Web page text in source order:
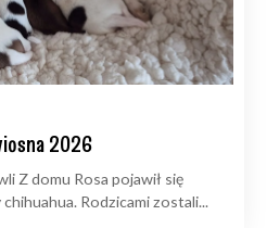
2026
Z domu Rosa pojawił się
Rodzicami zostali...